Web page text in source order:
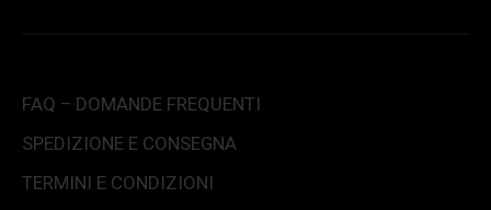
FAQ – DOMANDE FREQUENTI
SPEDIZIONE E CONSEGNA
TERMINI E CONDIZIONI